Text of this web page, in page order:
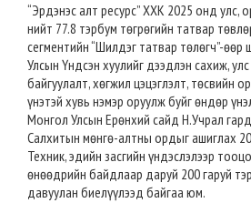
“Эрдэнэс алт ресурс” ХХК 2025 онд улс,
нийт 77.8 тэрбум төгрөгийн татвар
сегментийн “Шилдэг татвар төлөгч”-өөр
Улсын Үндсэн хуулийг дээдлэн сахиж,
байгуулалт, хөгжил цэцэглэлт, төсвийн
үнэтэй хувь нэмэр оруулж буйг өндөр
Монгол Улсын Ерөнхий сайд Н.Учрал
Салхитын мөнгө-алтны ордыг ашиглах
Техник, эдийн засгийн үндэслэлээр
өнөөдрийн байдлаар даруй 200 гаруй
давуулан биелүүлээд байгаа юм.